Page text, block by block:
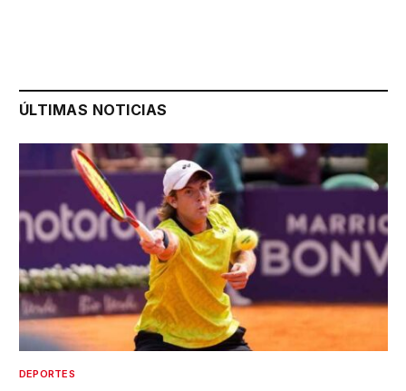
ÚLTIMAS NOTICIAS
DEPORTES